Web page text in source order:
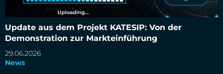
Update aus dem Projekt KATESIP: Von der
Demonstration zur Markteinführung
29.06.2026
News
Update aus dem Projekt KATESIP: Von der Demonstration